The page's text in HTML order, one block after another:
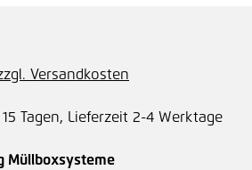
Versandkosten
Tagen, Lieferzeit 2-4 Werktage
Müllboxsystemeauswählen